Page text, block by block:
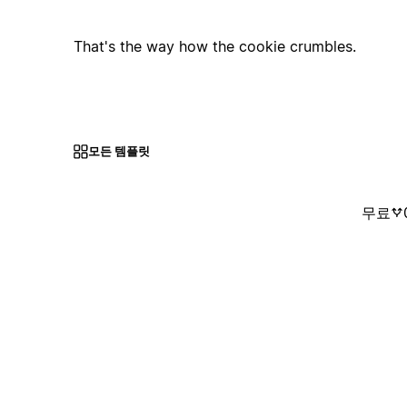
That's the way how the cookie crumbles.
모든 템플릿
무료